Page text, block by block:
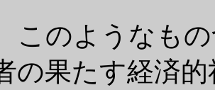
このようなも
の果たす経済